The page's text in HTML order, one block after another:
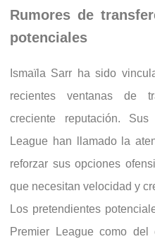
Rumores de
potenciales
Ismaïla Sarr ha sido
recientes ventanas de
creciente reputación.
League han llamado la
reforzar sus opciones
que necesitan velocidad y
Los pretendientes
Premier League como del